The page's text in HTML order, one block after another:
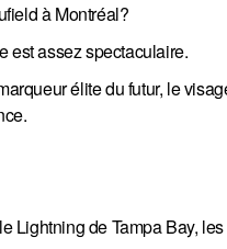
à Montréal?
est assez spectaculaire.
élite du futur, le
Lightning de Tampa Bay,